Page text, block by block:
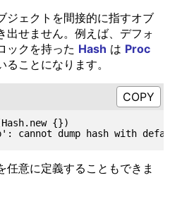
ジェクトを間接的に指すオブ
出せません。例えば、デフォ
ックを持った Hash は Proc
ことになります。
{})
任意に定義することもできま